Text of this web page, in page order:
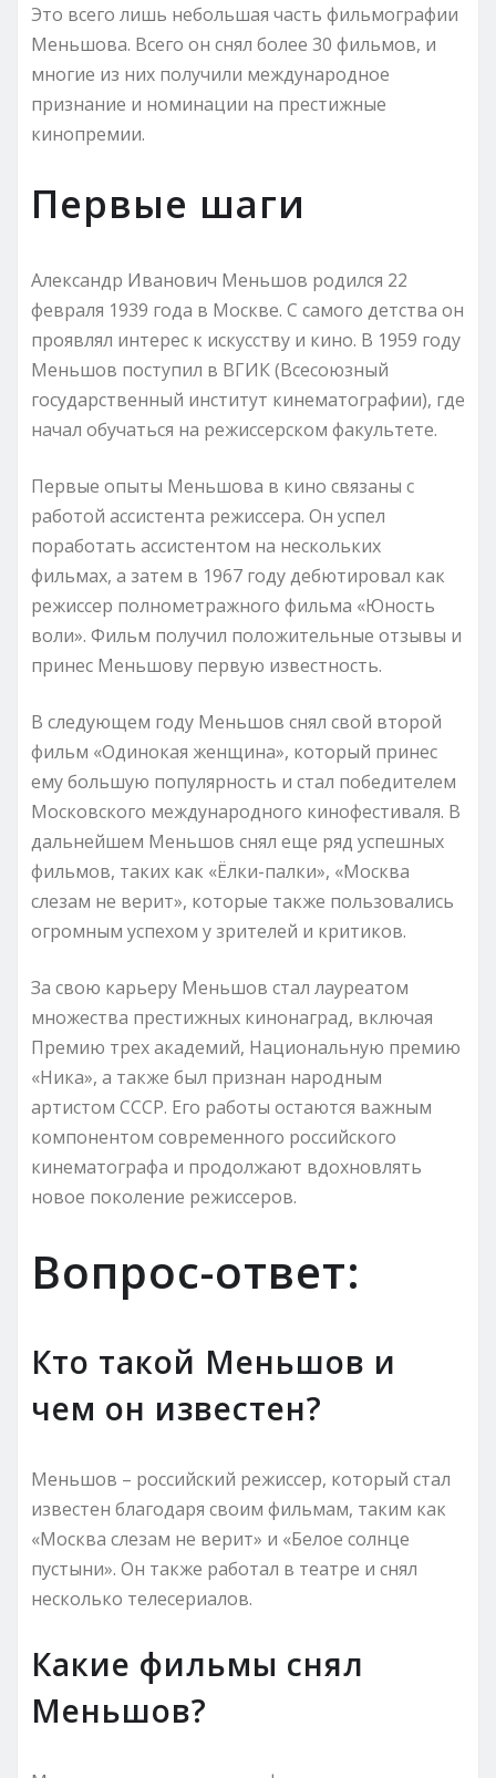
Это всего лишь небольшая часть фильмографии
Меньшова. Всего он снял более 30 фильмов, и
многие из них получили международное
признание и номинации на престижные
кинопремии.
Первые шаги
Александр Иванович Меньшов родился 22
февраля 1939 года в Москве. С самого детства он
проявлял интерес к искусству и кино. В 1959 году
Меньшов поступил в ВГИК (Всесоюзный
государственный институт кинематографии), где
начал обучаться на режиссерском факультете.
Первые опыты Меньшова в кино связаны с
работой ассистента режиссера. Он успел
поработать ассистентом на нескольких
фильмах, а затем в 1967 году дебютировал как
режиссер полнометражного фильма «Юность
воли». Фильм получил положительные отзывы и
принес Меньшову первую известность.
В следующем году Меньшов снял свой второй
фильм «Одинокая женщина», который принес
ему большую популярность и стал победителем
Московского международного кинофестиваля. В
дальнейшем Меньшов снял еще ряд успешных
фильмов, таких как «Ёлки-палки», «Москва
слезам не верит», которые также пользовались
огромным успехом у зрителей и критиков.
За свою карьеру Меньшов стал лауреатом
множества престижных кинонаград, включая
Премию трех академий, Национальную премию
«Ника», а также был признан народным
артистом СССР. Его работы остаются важным
компонентом современного российского
кинематографа и продолжают вдохновлять
новое поколение режиссеров.
Вопрос-ответ:
Кто такой Меньшов и
чем он известен?
Меньшов – российский режиссер, который стал
известен благодаря своим фильмам, таким как
«Москва слезам не верит» и «Белое солнце
пустыни». Он также работал в театре и снял
несколько телесериалов.
Какие фильмы снял
Меньшов?